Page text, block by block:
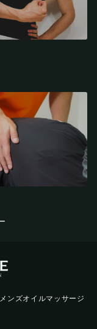
ンズオイルマッサージ